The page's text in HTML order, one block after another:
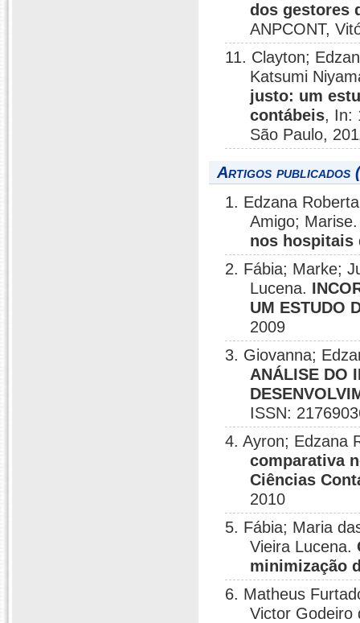
dos gestores
ANPCONT,
11. Clayton;
Katsumi
justo: um
contábeis, In:
São Paulo,
Artigos publicados
1. Edzana
Amigo;
nos hospitais
2. Fábia; Marke;
Lucena.
UM ESTUDO
2009
3. Giovanna;
ANÁLISE DO
ISSN:
4. Ayron; Edzana
comparativa
Ciências
2010
5. Fábia; Maria
Vieira Lucena.
minimização
6. Matheus
Victor Godeiro